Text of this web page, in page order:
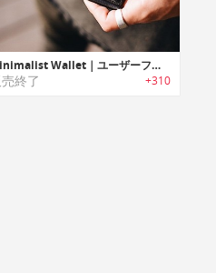
Minimalist Wallet｜ユーザーフレンドリーなミニマルデザインレザーウォレット
終了 +310